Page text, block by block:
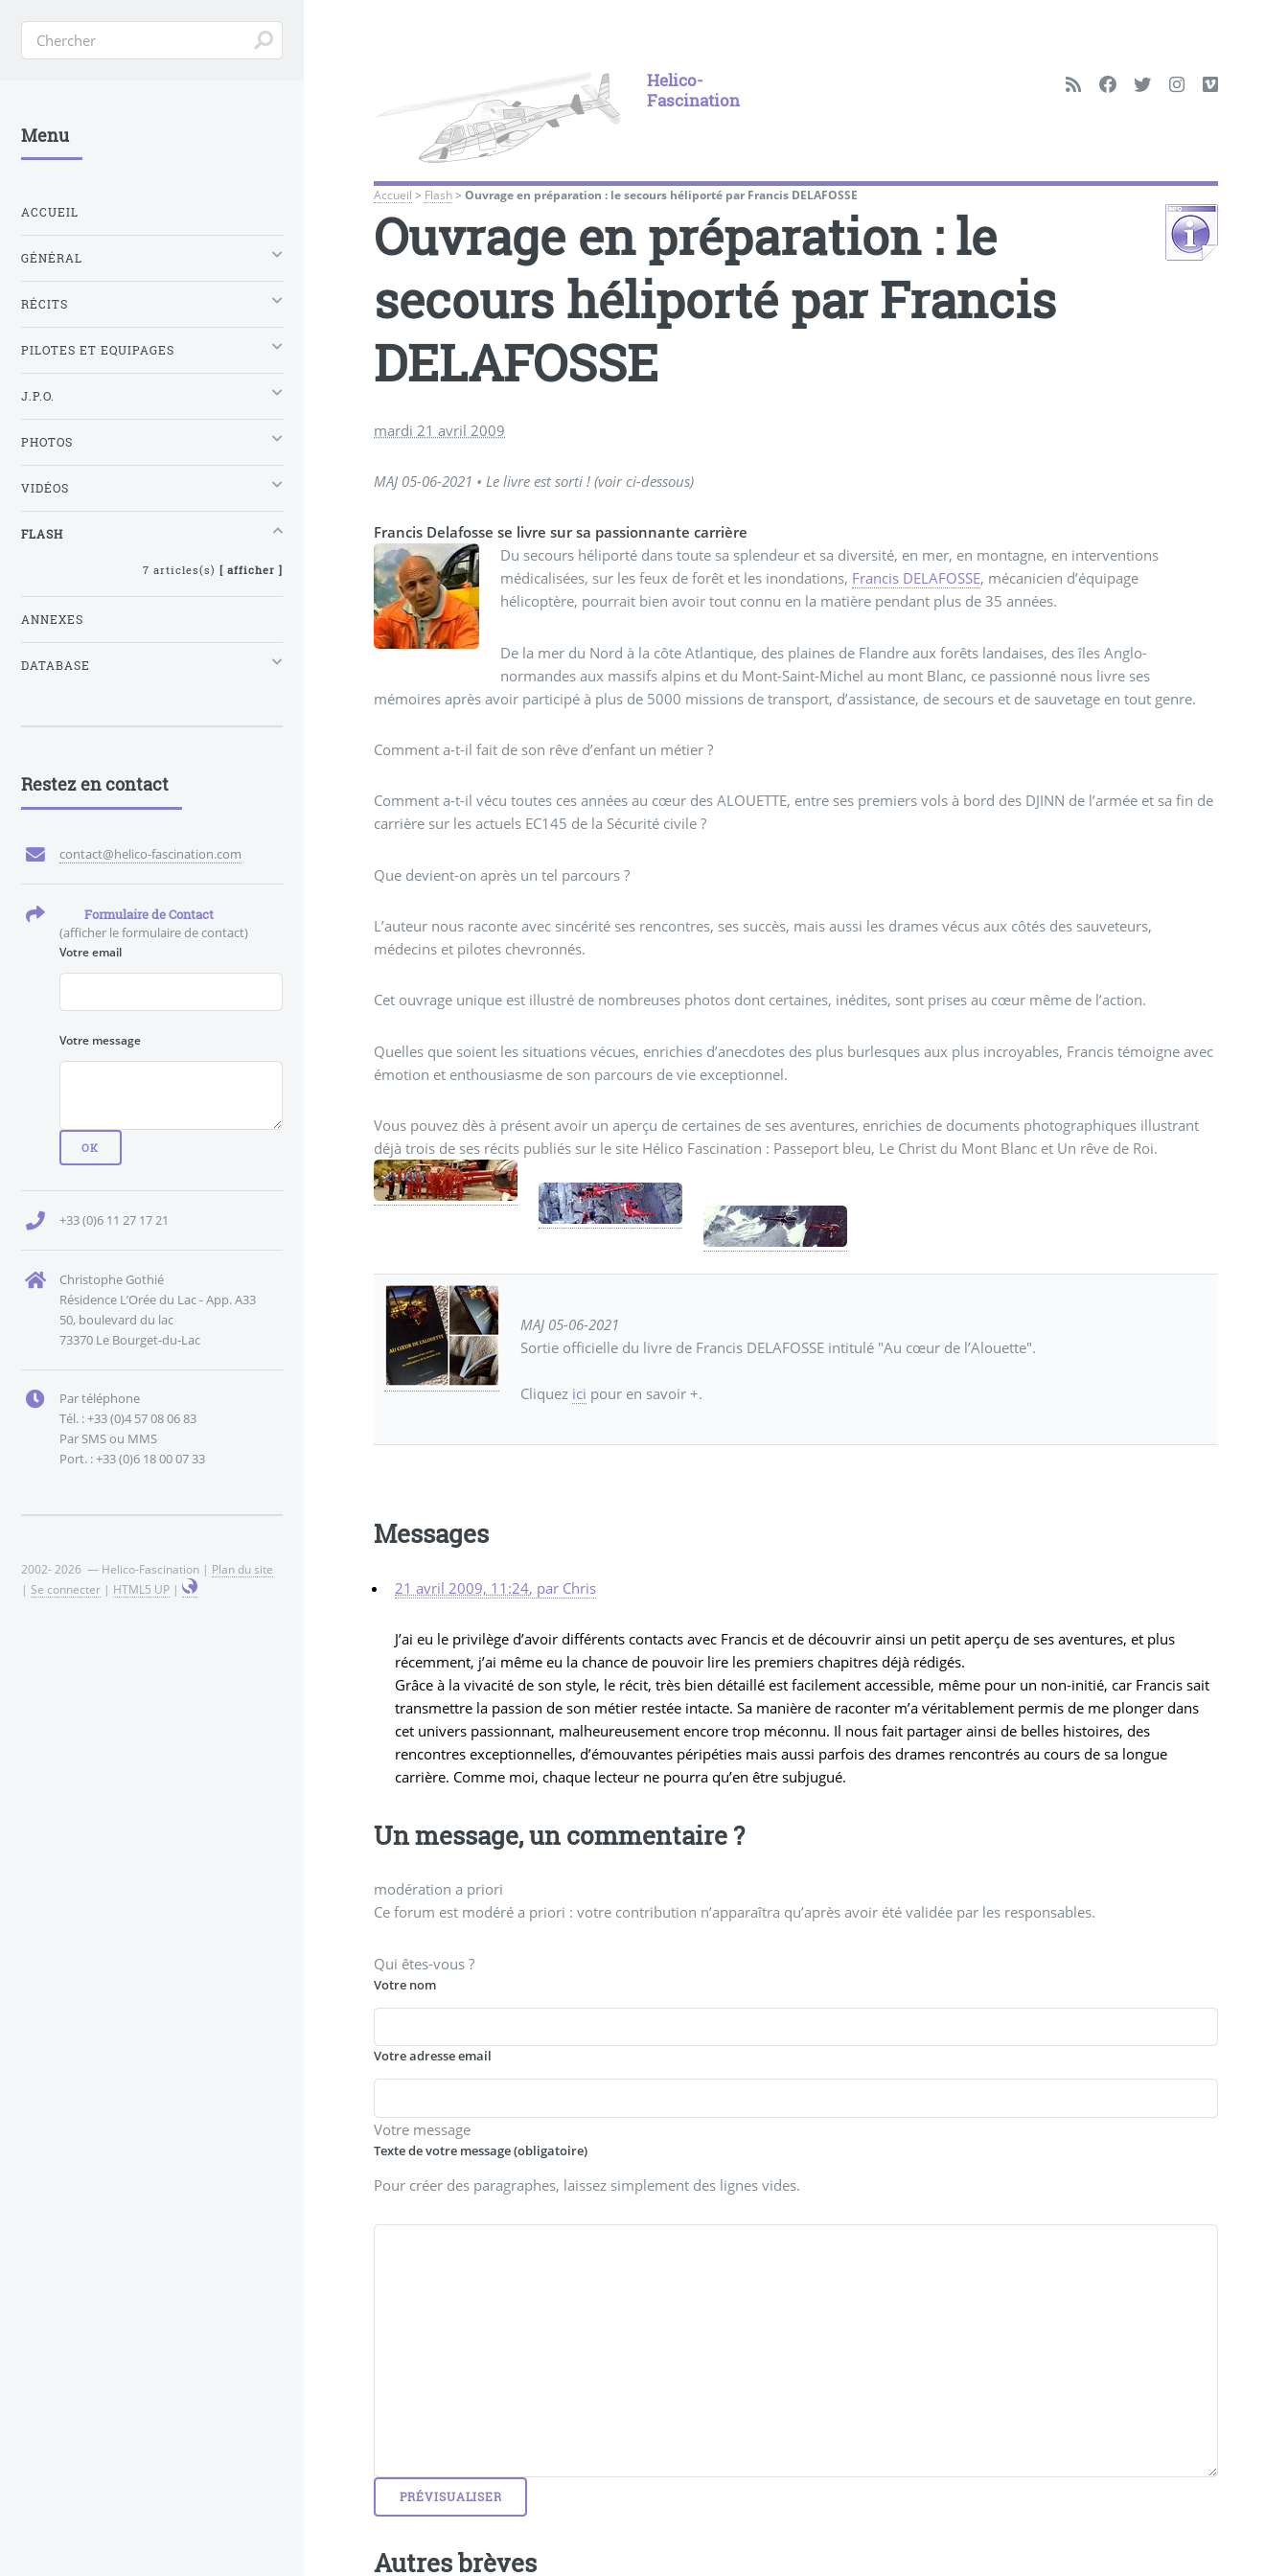
Helico-
Fascination
Accueil > Flash>Ouvrage en préparation : le secours héliporté par Francis DELAFOSSE
Ouvrage en préparation : le
secours héliporté par Francis
DELAFOSSE
mardi 21 avril 2009
MAJ 05-06-2021 • Le livre est sorti ! (voir ci-dessous)
Francis Delafosse se livre sur sa passionnante carrière
Du secours héliporté dans toute sa splendeur et sa diversité, en mer, en montagne, en interventions
médicalisées, sur les feux de forêt et les inondations, Francis DELAFOSSE, mécanicien d’équipage
hélicoptère, pourrait bien avoir tout connu en la matière pendant plus de 35 années.
De la mer du Nord à la côte Atlantique, des plaines de Flandre aux forêts landaises, des îles Anglo-
normandes aux massifs alpins et du Mont-Saint-Michel au mont Blanc, ce passionné nous livre ses
mémoires après avoir participé à plus de 5000 missions de transport, d’assistance, de secours et de sauvetage en tout genre.
Comment a-t-il fait de son rêve d’enfant un métier ?
Comment a-t-il vécu toutes ces années au cœur des ALOUETTE, entre ses premiers vols à bord des DJINN de l’armée et sa fin de
carrière sur les actuels EC145 de la Sécurité civile ?
Que devient-on après un tel parcours ?
L’auteur nous raconte avec sincérité ses rencontres, ses succès, mais aussi les drames vécus aux côtés des sauveteurs,
médecins et pilotes chevronnés.
Cet ouvrage unique est illustré de nombreuses photos dont certaines, inédites, sont prises au cœur même de l’action.
Quelles que soient les situations vécues, enrichies d’anecdotes des plus burlesques aux plus incroyables, Francis témoigne avec
émotion et enthousiasme de son parcours de vie exceptionnel.
Vous pouvez dès à présent avoir un aperçu de certaines de ses aventures, enrichies de documents photographiques illustrant
déjà trois de ses récits publiés sur le site Hélico Fascination : Passeport bleu, Le Christ du Mont Blanc et Un rêve de Roi.
MAJ 05-06-2021
Sortie officielle du livre de Francis DELAFOSSE intitulé "Au cœur de l’Alouette".
Cliquez ici pour en savoir +.
Messages
21 avril 2009, 11:24, par Chris
J’ai eu le privilège d’avoir différents contacts avec Francis et de découvrir ainsi un petit aperçu de ses aventures, et plus
récemment, j’ai même eu la chance de pouvoir lire les premiers chapitres déjà rédigés.
Grâce à la vivacité de son style, le récit, très bien détaillé est facilement accessible, même pour un non-initié, car Francis sait
transmettre la passion de son métier restée intacte. Sa manière de raconter m’a véritablement permis de me plonger dans
cet univers passionnant, malheureusement encore trop méconnu. Il nous fait partager ainsi de belles histoires, des
rencontres exceptionnelles, d’émouvantes péripéties mais aussi parfois des drames rencontrés au cours de sa longue
carrière. Comme moi, chaque lecteur ne pourra qu’en être subjugué.
Un message, un commentaire ?
modération a priori
Ce forum est modéré a priori : votre contribution n’apparaîtra qu’après avoir été validée par les responsables.
Qui êtes-vous ?
Votre nom
Votre adresse email
Votre message
Texte de votre message (obligatoire)
Pour créer des paragraphes, laissez simplement des lignes vides.
Autres brèves
Menu
ACCUEIL
GÉNÉRAL
RÉCITS
PILOTES ET EQUIPAGES
J.P.O.
PHOTOS
VIDÉOS
FLASH
7 articles(s) [ afficher ]
ANNEXES
DATABASE
Restez en contact
contact@helico-fascination.com
Formulaire de Contact
(afficher le formulaire de contact)
Votre email
Votre message
+33 (0)6 11 27 17 21
Christophe Gothié
Résidence L’Orée du Lac - App. A33
50, boulevard du lac
73370 Le Bourget-du-Lac
Par téléphone
Tél. : +33 (0)4 57 08 06 83
Par SMS ou MMS
Port. : +33 (0)6 18 00 07 33
2002- 2026 — Helico-Fascination | Plan du site
| Se connecter | HTML5 UP |